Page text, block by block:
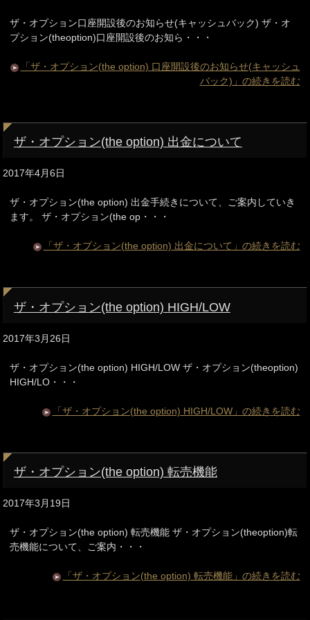
ザ・オプション口座開設後のお知らせ(キャッシュバック) ザ・オ
プション(theoption)口座開設後のお知ら・・・
「ザ・オプション(the option) 口座開設後のお知らせ(キャッシュ
バック)」の続きを読む
ザ・オプション(the option) 出金について
2017年4月6日
ザ・オプション(the option) 出金手続きについて、ご案内していき
ます。 ザ・オプション(the op・・・
「ザ・オプション(the option) 出金について」の続きを読む
ザ・オプション(the option) HIGH/LOW
2017年3月26日
ザ・オプション(the option) HIGH/LOW ザ・オプション(theoption)
HIGH/LO・・・
「ザ・オプション(the option) HIGH/LOW」の続きを読む
ザ・オプション(the option) 転売機能
2017年3月19日
ザ・オプション(the option) 転売機能 ザ・オプション(theoption)転
売機能について、ご案内・・・
「ザ・オプション(the option) 転売機能」の続きを読む